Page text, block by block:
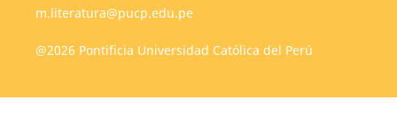
m.literatura@pucp.edu.pe
@2026 Pontificia Universidad Católica del Perú